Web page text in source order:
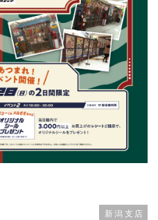
新潟支店